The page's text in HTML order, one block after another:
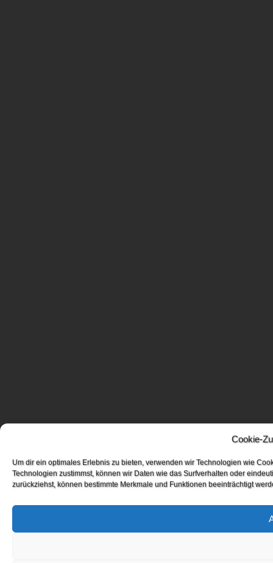
Cookie-
Um dir ein optimales Erlebnis zu bieten, verwenden wir Technologien wie
Technologien zustimmst, können wir Daten wie das Surfverhalten oder
zurückziehst, können bestimmte Merkmale und Funktionen beeinträchtigt